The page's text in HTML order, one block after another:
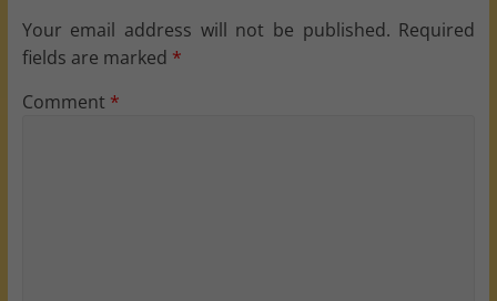
Your email address will not be published. Required
fields are marked *
Comment *